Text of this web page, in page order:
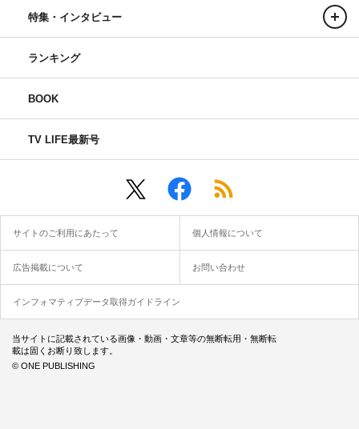
特集・インタビュー
ランキング
BOOK
TV LIFE最新号
サイトのご利用にあたって 個人情報について
広告掲載について お問い合わせ
インフォマティブデータ取得ガイドライン
当サイトに記載されている画像・動画・文章等の無断転用・無断転
載は固くお断り致します。
© ONE PUBLISHING